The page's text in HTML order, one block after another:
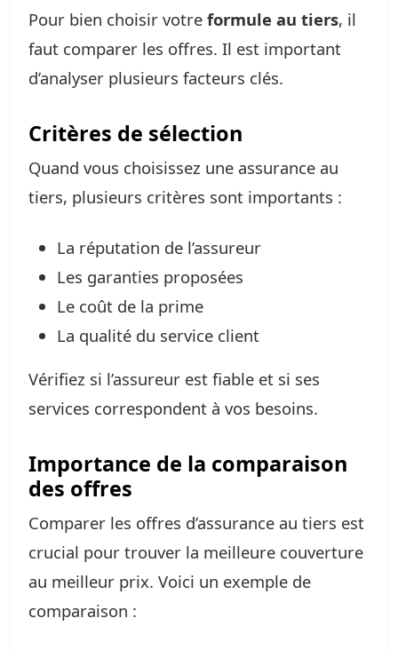
Pour bien choisir votre formule au tiers, il
faut comparer les offres. Il est important
d’analyser plusieurs facteurs clés.
Critères de sélection
Quand vous choisissez une assurance au
tiers, plusieurs critères sont importants :
La réputation de l’assureur
Les garanties proposées
Le coût de la prime
La qualité du service client
Vérifiez si l’assureur est fiable et si ses
services correspondent à vos besoins.
Importance de la comparaison
des offres
Comparer les offres d’assurance au tiers est
crucial pour trouver la meilleure couverture
au meilleur prix. Voici un exemple de
comparaison :